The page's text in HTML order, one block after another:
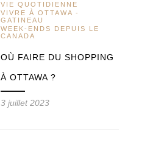
VIE QUOTIDIENNE
VIVRE À OTTAWA -
GATINEAU
WEEK-ENDS DEPUIS LE
CANADA
OÙ FAIRE DU SHOPPING
À OTTAWA ?
3 juillet 2023